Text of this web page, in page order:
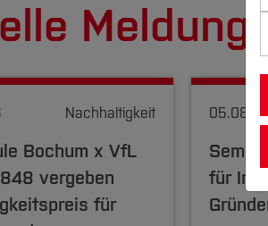
Nachhaltigkeit
Bochum x VfL
vergeben
für
für